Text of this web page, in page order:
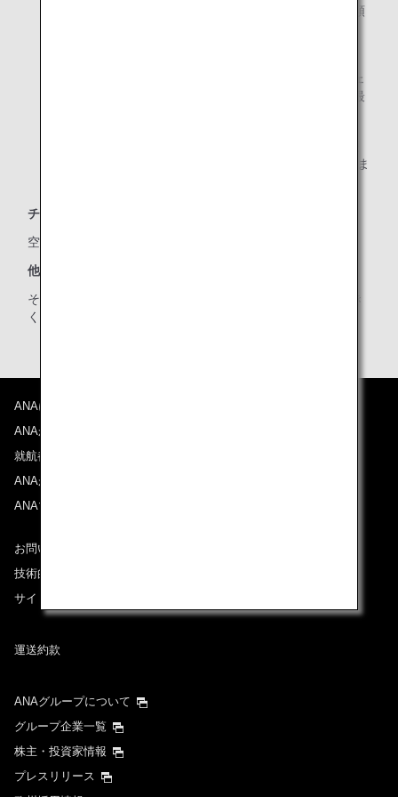
フライト後、マイル積算の確認ができるまで、確認書類
ANA提携航空会社がANAの便名で運航するコードシェ
ア便の場合、積算マイルが口座に反映されるまでに最
ならびに成田-ムンバイ線ご搭乗のお客様はご利用できま
チェックイン後のマイル登録:
空港チェックインカウンターでお手続きください。
他の便への乗り継ぎ時のマイルの登録:
その都度、経由地の空港チェックインカウンターでお手続き
ください。
ANAについて
ANAからのお知らせ
就航都市
ANAがお約束する体験
ANAマイレージクラブ
お問い合わせ
技術的なお問い合わせ（推奨環境）
サイトマップ
運送約款
ANAグループについて
グループ企業一覧
株主・投資家情報
プレスリリース